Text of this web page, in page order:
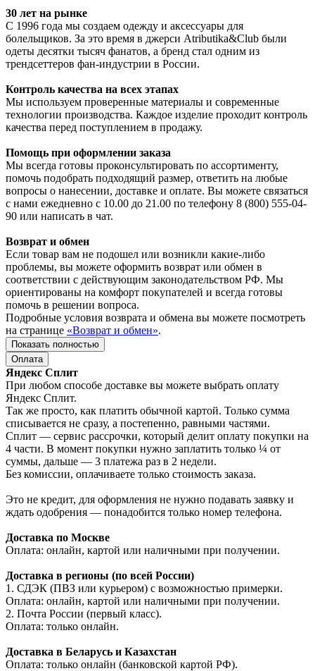
30 лет на рынке
С 1996 года мы создаем одежду и аксессуары для
болельщиков. За это время в джерси Atributika&Club были
одеты десятки тысяч фанатов, а бренд стал одним из
трендсеттеров фан-индустрии в России.
Контроль качества на всех этапах
Мы используем проверенные материалы и современные
технологии производства. Каждое изделие проходит контроль
качества перед поступлением в продажу.
Помощь при оформлении заказа
Мы всегда готовы проконсультировать по ассортименту,
помочь подобрать подходящий размер, ответить на любые
вопросы о нанесении, доставке и оплате. Вы можете связаться
с нами ежедневно с 10.00 до 21.00 по телефону 8 (800) 555-04-
90 или написать в чат.
Возврат и обмен
Если товар вам не подошел или возникли какие-либо
проблемы, вы можете оформить возврат или обмен в
соответствии с действующим законодательством РФ. Мы
ориентированы на комфорт покупателей и всегда готовы
помочь в решении вопроса.
Подробные условия возврата и обмена вы можете посмотреть
на странице «Возврат и обмен».
Показать полностью
Оплата
Яндекс Сплит
При любом способе доставке вы можете выбрать оплату
Яндекс Сплит.
Так же просто, как платить обычной картой. Только сумма
списывается не сразу, а постепенно, равными частями.
Сплит — сервис рассрочки, который делит оплату покупки на
4 части. В момент покупки нужно заплатить только ¼ от
суммы, дальше — 3 платежа раз в 2 недели.
Без комиссии, оплачиваете только стоимость заказа.
Это не кредит, для оформления не нужно подавать заявку и
ждать одобрения — понадобится только номер телефона.
Доставка по Москве
Оплата: онлайн, картой или наличными при получении.
Доставка в регионы (по всей России)
1. СДЭК (ПВЗ или курьером) с возможностью примерки.
Оплата: онлайн, картой или наличными при получении.
2. Почта России (первый класс).
Оплата: только онлайн.
Доставка в Беларусь и Казахстан
Оплата: только онлайн (банковской картой РФ).